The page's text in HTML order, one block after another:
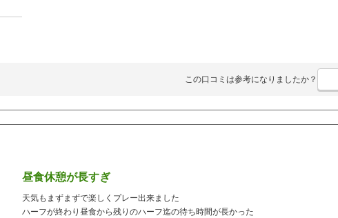
この口コミは参考になりましたか？
昼食休憩が長すぎ
天気もまずまずで楽しくプレー出来ました
ハーフが終わり昼食から残りのハーフ迄の待ち時間が長かった